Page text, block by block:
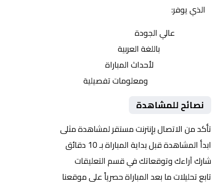
الذي يوفر:
عالي الجودة
باللغة العربية
لأحداث المباراة
ومعلومات تفصيلية
نصائح للمشاهدة
تأكد من الاتصال بإنترنت مستقر لمشاهدة مثلى
ابدأ المشاهدة قبل بداية المباراة بـ 10 دقائق
شارك آراءك وتوقعاتك في قسم التعليقات
تابع تحليلات ما بعد المباراة حصرياً على موقعنا